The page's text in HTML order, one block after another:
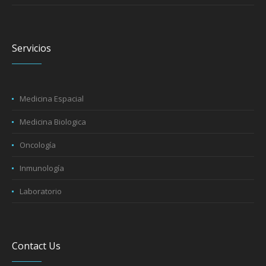
Servicios
Medicina Espacial
Medicina Biologica
Oncología
Inmunología
Laboratorio
Contact Us